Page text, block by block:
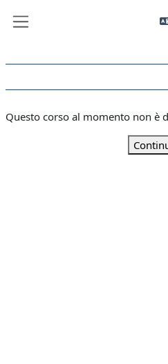
Questo corso al momento non è